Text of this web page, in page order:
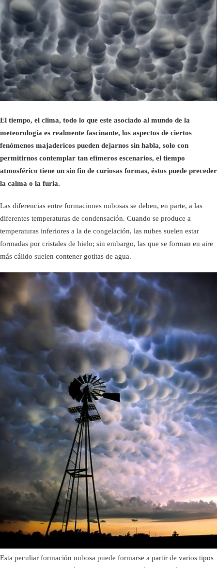
El tiempo, el clima, todo lo que este asociado al mundo de la
meteorología es realmente fascinante, los aspectos de ciertos
fenómenos majadericos pueden dejarnos sin habla, solo con
permitirnos contemplar tan efímeros escenarios, el tiempo
atmosférico tiene un sin fin de curiosas formas, éstos puede preceder
la calma o la furia.
Las diferencias entre formaciones nubosas se deben, en parte, a las
diferentes temperaturas de condensación. Cuando se produce a
temperaturas inferiores a la de congelación, las nubes suelen estar
formadas por cristales de hielo; sin embargo, las que se forman en aire
más cálido suelen contener gotitas de agua.
Esta peculiar formación nubosa puede formarse a partir de varios tipos